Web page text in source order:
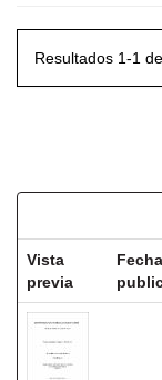
Resultados 1-1 de
Vista
previa